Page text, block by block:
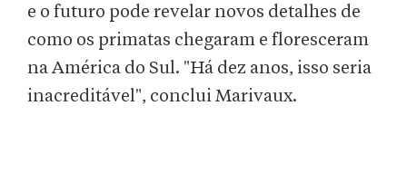
e o futuro pode revelar novos detalhes de
como os primatas chegaram e floresceram
na América do Sul. "Há dez anos, isso seria
inacreditável", conclui Marivaux.